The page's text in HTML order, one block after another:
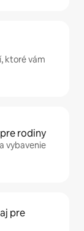
ktoré vám
rodiny
vybavenie
pre